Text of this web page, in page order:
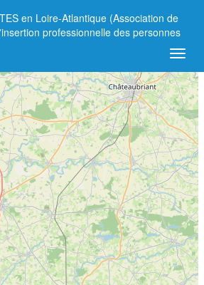
en Loire-Atlantique (Association de
professionnelle des personnes